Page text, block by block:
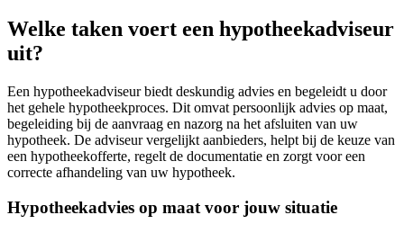
Welke taken voert een hypotheekadviseur
uit?
Een hypotheekadviseur biedt deskundig advies en begeleidt u door
het gehele hypotheekproces. Dit omvat persoonlijk advies op maat,
begeleiding bij de aanvraag en nazorg na het afsluiten van uw
hypotheek. De adviseur vergelijkt aanbieders, helpt bij de keuze van
een hypotheekofferte, regelt de documentatie en zorgt voor een
correcte afhandeling van uw hypotheek.
Hypotheekadvies op maat voor jouw situatie